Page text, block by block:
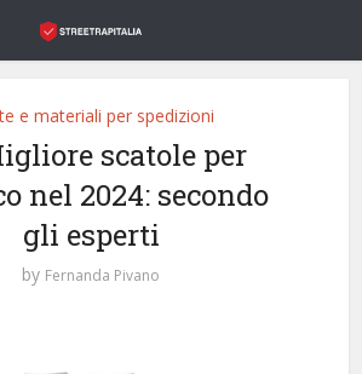
e materiali per spedizioni
scatole per
nel 2024: secondo
gli esperti
by Fernanda Pivano